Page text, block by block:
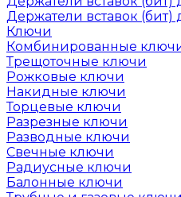
Держатели вставок (бит)
Ключи
Комбинированные
Трещоточные ключи
Рожковые ключи
Накидные ключи
Торцевые ключи
Разрезные ключи
Разводные ключи
Свечные ключи
Радиусные ключи
Балонные ключи